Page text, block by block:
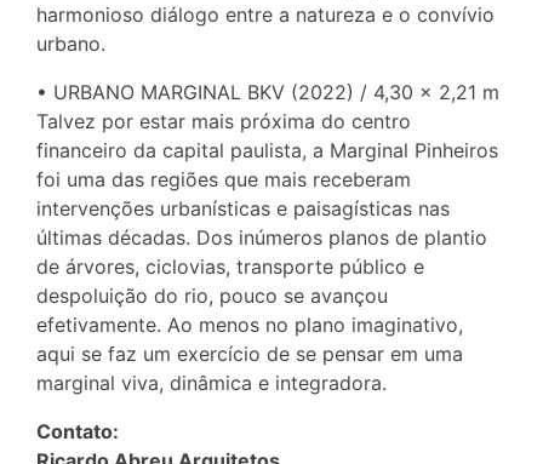
harmonioso diálogo entre a natureza e o convívio
urbano.
• URBANO MARGINAL BKV (2022) / 4,30 × 2,21 m
Talvez por estar mais próxima do centro
financeiro da capital paulista, a Marginal Pinheiros
foi uma das regiões que mais receberam
intervenções urbanísticas e paisagísticas nas
últimas décadas. Dos inúmeros planos de plantio
de árvores, ciclovias, transporte público e
despoluição do rio, pouco se avançou
efetivamente. Ao menos no plano imaginativo,
aqui se faz um exercício de se pensar em uma
marginal viva, dinâmica e integradora.
Contato: